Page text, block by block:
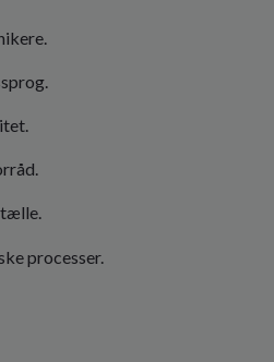
processer.